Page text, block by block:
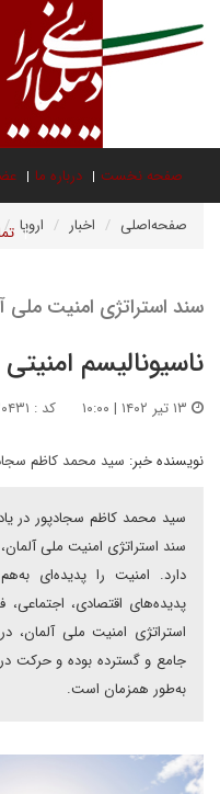
صفحه نخست درباره ما
صفحه‌اصلی اخبار اروپا
سند استراتژی امنیت ملی
ناسیونالیسم
کد : ۲۰۲۰۴۳۱
نویسنده خبر: سید محمد کاظم
سید محمد کاظم سجادپور در
سند استراتژی امنیت ملی
دارد. امنیت را پدیده‌ای
پدیده‌های اقتصادی،
استراتژی امنیت ملی آلمان،
جامع و گسترده بوده و حرکت
به‌طور همزمان است.